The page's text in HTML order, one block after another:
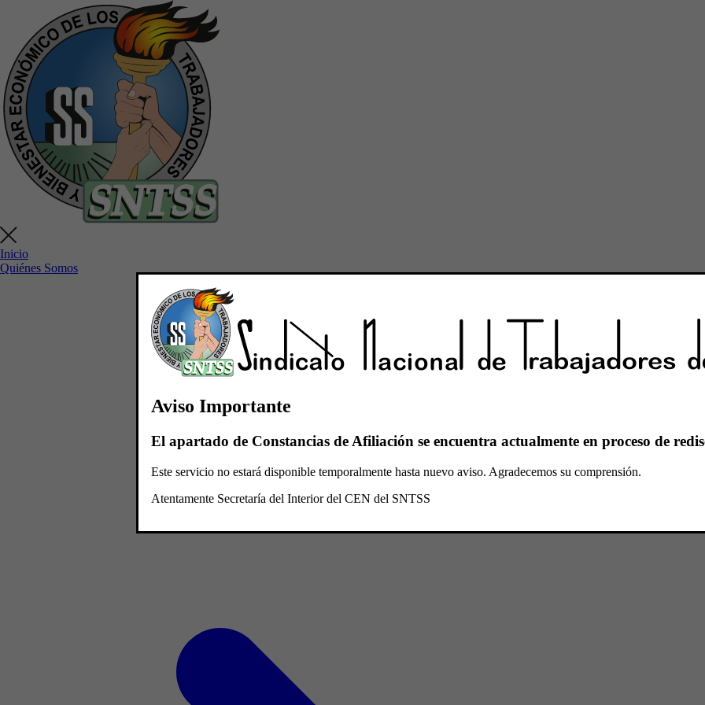
Inicio
Quiénes Somos
Aviso Importante
El apartado de Constancias de Afiliación se encuentra actualmente en proceso de
Este servicio no estará disponible temporalmente hasta nuevo aviso. Agradecemos su comprensión.
Atentamente Secretaría del Interior del CEN del SNTSS